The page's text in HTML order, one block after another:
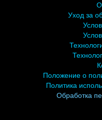
О
Уход за
Положение о
Политика
Обработка